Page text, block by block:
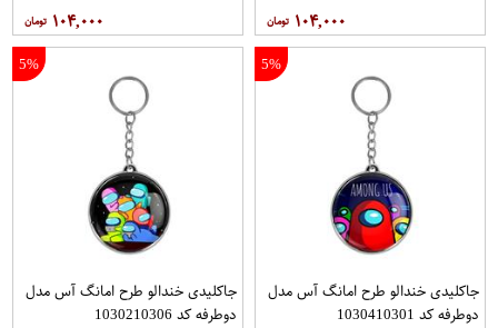
۱۰۴,۰۰۰ ۱۰۴,۰۰۰
5%
جاکلیدی خندالو طرح امانگ آس مدل
دوطرفه کد 1030410301
5%
جاکلیدی خندالو طرح امانگ آس مدل
دوطرفه کد 1030210306